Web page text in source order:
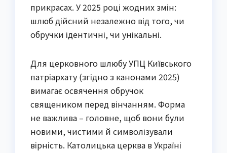
прикрасах. У 2025 році жодних змін:
шлюб дійсний незалежно від того, чи
обручки ідентичні, чи унікальні.
Для церковного шлюбу УПЦ Київського
патріархату (згідно з канонами 2025)
вимагає освячення обручок
священиком перед вінчанням. Форма
не важлива – головне, щоб вони були
новими, чистими й символізували
вірність. Католицька церква в Україні